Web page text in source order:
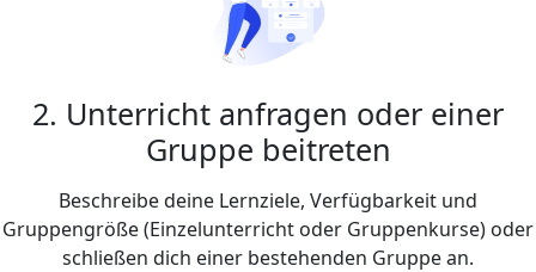
2. Unterricht anfragen oder einer
Gruppe beitreten
Beschreibe deine Lernziele, Verfügbarkeit und
Gruppengröße (Einzelunterricht oder Gruppenkurse) oder
schließen dich einer bestehenden Gruppe an.